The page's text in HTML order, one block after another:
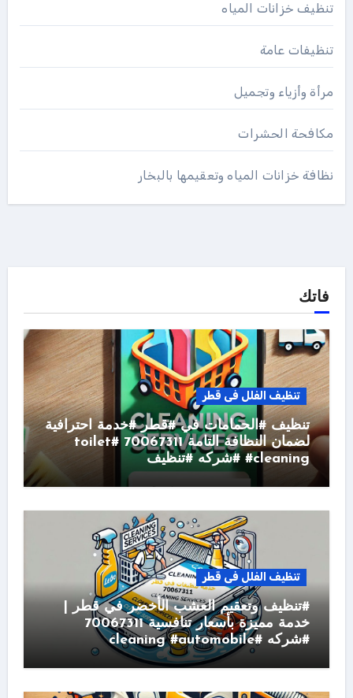
تنظيف خزانات المياه
تنظيفات عامة
مرأة وأزياء وتجميل
مكافحة الحشرات
نظافة خزانات المياه وتعقيمها بالبخار
فاتك
تنظيف الفلل فى قطر
تنظيف #الحمامات في #قطر #خدمة احترافية
لضمان النظافة التامة 70067311 #toilet
#cleaning #شركه #تنظيف
تنظيف الفلل فى قطر
#تنظيف وتعقيم العشب الأخضر في قطر |
خدمة مميزة بأسعار تنافسية 70067311
#شركه #cleaning #automobile